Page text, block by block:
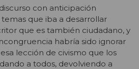
con anticipación
que iba a desarrollar
que es también ciudadano, y
habría sido ignorar
lección de civismo que los
a todos, devolviendo a